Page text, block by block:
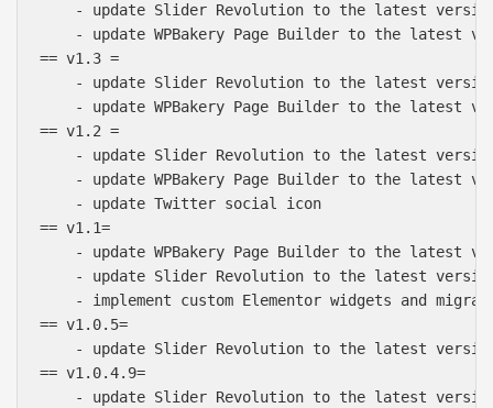
- update Slider Revolution to the latest
- update WPBakery Page Builder to the latest
== v1.3 =
- update Slider Revolution to the latest
- update WPBakery Page Builder to the latest
== v1.2 =
- update Slider Revolution to the latest
- update WPBakery Page Builder to the latest
    - update Twitter social icon
== v1.1=
- update WPBakery Page Builder to the latest
- update Slider Revolution to the latest
- implement custom Elementor widgets and
== v1.0.5=
- update Slider Revolution to the latest
== v1.0.4.9=
- update Slider Revolution to the latest